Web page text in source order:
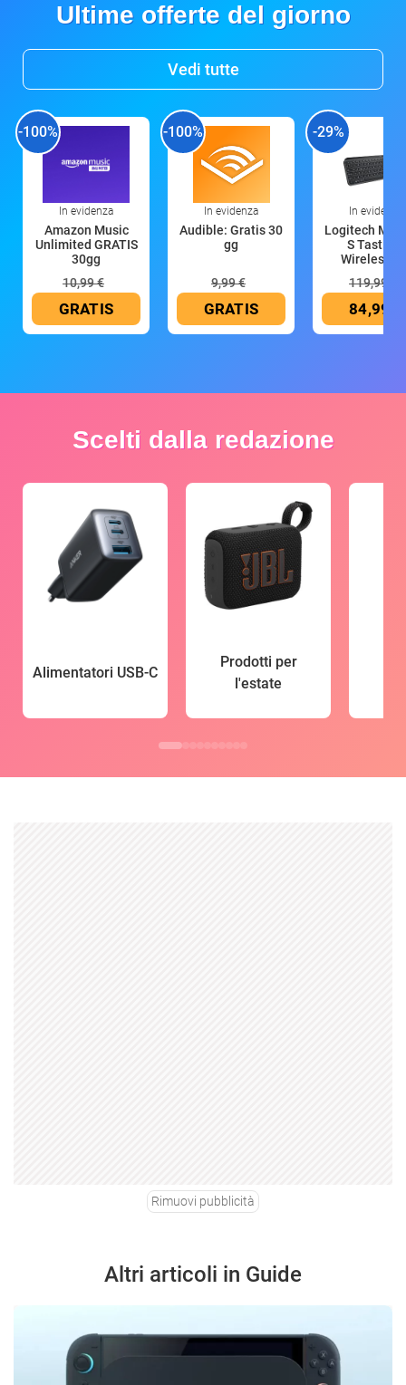
Ultime offerte del giorno
Vedi tutte
-100%
In evidenza
Amazon Music
Unlimited GRATIS
30gg
10,99 €
GRATIS
-100%
In evidenza
Audible: Gratis 30
gg
9,99 €
GRATIS
-29%
In evidenza
Logitech MX
S Tastiera
Wireless
119,99 €
84,99 €
Scelti dalla redazione
Alimentatori USB-C
Prodotti per
l'estate
Rimuovi pubblicità
Altri articoli in Guide